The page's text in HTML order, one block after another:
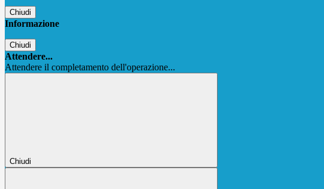
Chiudi
Informazione
Chiudi
Attendere...
Attendere il completamento dell'operazione...
Chiudi